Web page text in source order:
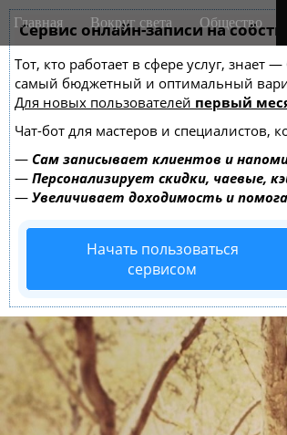
Сервис онлайн-записи на
Тот, кто работает в сфере услуг,
самый бюджетный и оптимальный
Для новых пользователей первый
Чат-бот для мастеров и специалистов,
— Сам записывает клиентов и
— Персонализирует скидки, чаевые,
— Увеличивает доходимость и
Начать пользоваться
сервисом
M
a
n
m
e
n
u
i
Главная Вокруг света Общество